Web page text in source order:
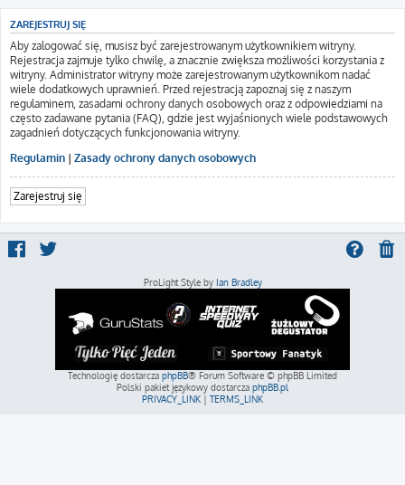
ZAREJESTRUJ SIĘ
Aby zalogować się, musisz być zarejestrowanym użytkownikiem witryny.
Rejestracja zajmuje tylko chwilę, a znacznie zwiększa możliwości korzystania z
witryny. Administrator witryny może zarejestrowanym użytkownikom nadać
wiele dodatkowych uprawnień. Przed rejestracją zapoznaj się z naszym
regulaminem, zasadami ochrony danych osobowych oraz z odpowiedziami na
często zadawane pytania (FAQ), gdzie jest wyjaśnionych wiele podstawowych
zagadnień dotyczących funkcjonowania witryny.
Regulamin | Zasady ochrony danych osobowych
Zarejestruj się
ProLight Style by Ian Bradley
Technologię dostarcza phpBB® Forum Software © phpBB Limited
Polski pakiet językowy dostarcza phpBB.pl
PRIVACY_LINK | TERMS_LINK